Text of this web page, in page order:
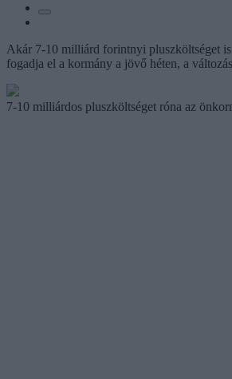
Akár 7-10 milliárd forintnyi pluszköltséget
fogadja el a kormány a jövő héten, a
7-10 milliárdos pluszköltséget róna az